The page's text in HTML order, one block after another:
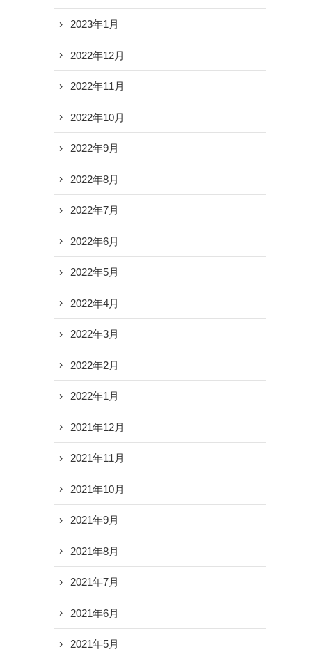
2023年1月
2022年12月
2022年11月
2022年10月
2022年9月
2022年8月
2022年7月
2022年6月
2022年5月
2022年4月
2022年3月
2022年2月
2022年1月
2021年12月
2021年11月
2021年10月
2021年9月
2021年8月
2021年7月
2021年6月
2021年5月